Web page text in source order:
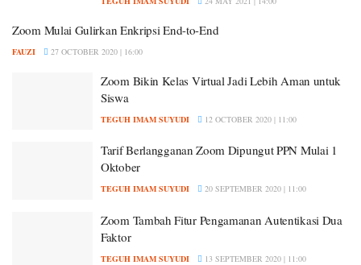
Zoom Mulai Gulirkan Enkripsi End-to-End
FAUZI 27 OCTOBER 2020 | 16:00
Zoom Bikin Kelas Virtual Jadi Lebih Aman untuk
Siswa
TEGUH IMAM SUYUDI 12 OCTOBER 2020 | 11:00
Tarif Berlangganan Zoom Dipungut PPN Mulai 1
Oktober
TEGUH IMAM SUYUDI 20 SEPTEMBER 2020 | 11:00
Zoom Tambah Fitur Pengamanan Autentikasi Dua
Faktor
TEGUH IMAM SUYUDI 13 SEPTEMBER 2020 | 11:00